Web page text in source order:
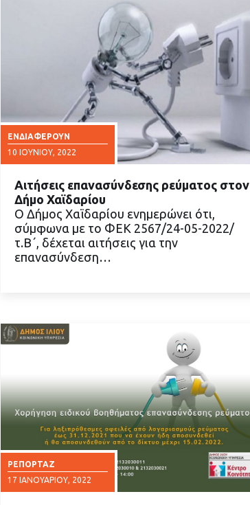
ΕΝΔΙΑΦΈΡΟΥΝ
10 ΙΟΥΝΊΟΥ, 2022
ΔΙΑΒΑΣΤΕ ΠΕΡΙΣΣΟΤΕΡΑ
Αιτήσεις επανασύνδεσης ρεύματος στον
Δήμο Χαϊδαρίου
Ο Δήμος Χαϊδαρίου ενημερώνει ότι,
σύμφωνα με το ΦΕΚ 2567/24-05-2022/
τ.Β΄, δέχεται αιτήσεις για την
επανασύνδεση…
ΡΕΠΟΡΤΆΖ
17 ΙΑΝΟΥΑΡΊΟΥ, 2022